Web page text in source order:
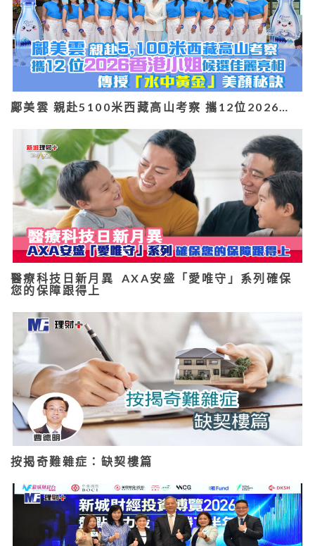
鄺美雲 親赴5100米西藏高山考察 攜12位2026…
醫療科技日新月異 AXA安盛「愛唯守」系列確保
您的保障跟得上
按揭奇難雜症：缺契樓篇